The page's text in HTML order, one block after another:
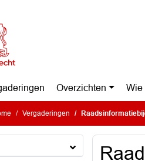
Overzichten Wie
Vergaderingen